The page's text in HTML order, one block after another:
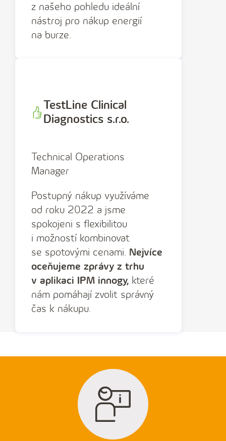
z našeho pohledu ideální
nástroj pro nákup energií
na burze.
TestLine Clinical
Diagnostics s.r.o.
Technical Operations
Manager
Postupný nákup využíváme
od roku 2022 a jsme
spokojeni s flexibilitou
i možností kombinovat
se spotovými cenami. Nejvíce
oceňujeme zprávy z trhu
v aplikaci IPM innogy, které
nám pomáhají zvolit správný
čas k nákupu.